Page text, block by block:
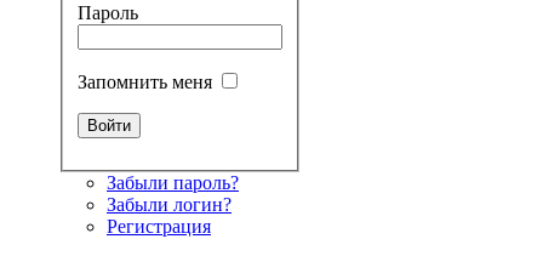
Пароль
Запомнить меня
Забыли пароль?
Забыли логин?
Регистрация